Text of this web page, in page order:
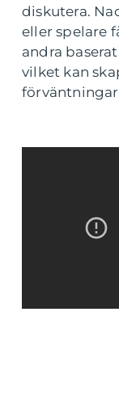
diskutera.
eller spelare
andra
vilket kan